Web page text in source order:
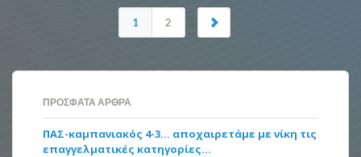
1 2
ΠΡΌΣΦΑΤΑ ΆΡΘΡΑ
ΠΑΣ-καμπανιακός 4-3… αποχαιρετάμε με νίκη τις
επαγγελματικές κατηγορίες…